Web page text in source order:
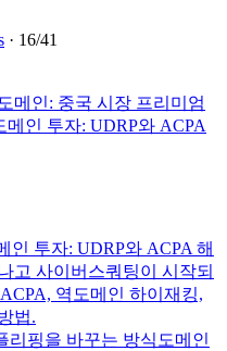
· 16/41
메인: 중국 시장 프리미엄
인 투자: UDRP와 ACPA
인 투자: UDRP와 ACPA 해
고 사이버스쿼팅이 시작되
역도메인 하이재킹,
법.
리핑을 바꾸는 방식 도메인